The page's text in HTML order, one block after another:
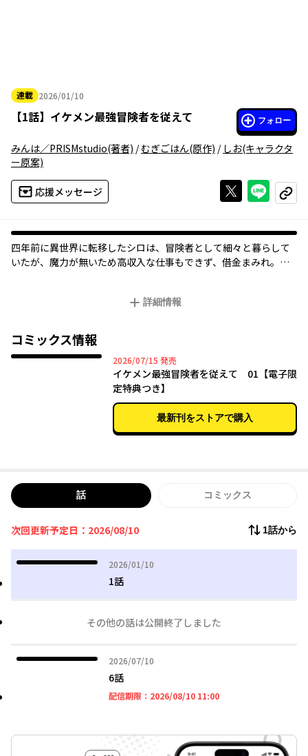
連載 2026/01/10
2026年01月10日
【1話】 イケメン最強冒険者を従えて フォロー
みんは／PRISMstudio(著者) /むぎごはん(原作) / しお(キャラクタ
ー原案)
応援メッセージ Xで投稿する
ライン
コピー
四年前に異世界に転移したシロは、冒険者として細々と暮らして
いたが、魔力が無いため高収入な仕事もできず、借金まみれ。
他人の魔力にアレルギーを起こすアーレンだが、シロには触れて
詳細情報
コミックス情報
2026/07/15 2026年07月15日
発売
イケメン最強冒険者を従えて 01【電子限
定特典つき】
最新刊をストアで購入
話 コミックス
次回更新予定日：2026/08/10 1話から
2026/01/10
2026年01月10日
1話
その他の話は公開終了しました
2026/07/10
2026年07月10日
6話
配信期限： 2026/08/10 11:002026年08月10日 11時